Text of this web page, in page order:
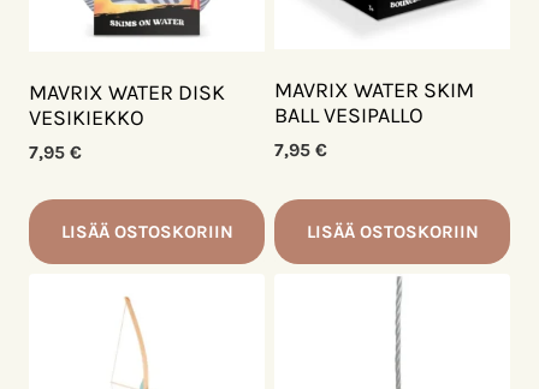
MAVRIX WATER DISK
VESIKIEKKO
7,95 €
LISÄÄ OSTOSKORIIN
MAVRIX WATER SKIM
BALL VESIPALLO
7,95 €
LISÄÄ OSTOSKORIIN